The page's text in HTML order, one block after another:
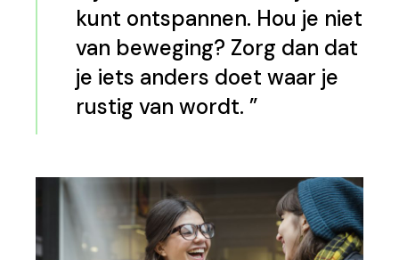
kunt ontspannen. Hou je niet
van beweging? Zorg dan dat
je iets anders doet waar je
rustig van wordt. ”